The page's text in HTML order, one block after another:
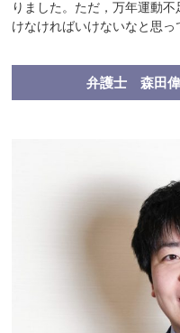
りました。ただ，万年運動
けなければいけないなと思っ
弁護士 森田偉